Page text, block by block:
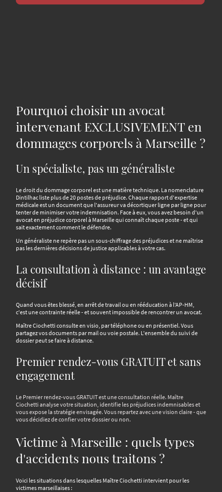
Pourquoi choisir un avocat
intervenant EXCLUSIVEMENT en
dommages corporels à Marseille ?
Un spécialiste, pas un généraliste
Le droit du dommage corporel est une matière technique. La nomenclature
Dintilhac liste plus de 20 postes de préjudice. Chaque rapport d'expertise
médicale est un document que l'assureur va décortiquer ligne par ligne pour
tenter de minimiser votre indemnisation. Face à eux, vous avez besoin d'un
avocat en préjudice corporel à Marseille qui connaît chaque poste - et qui
sait exactement comment le défendre.
Un généraliste ne repère pas un sous-chiffrage des préjudices et ne maîtrise
pas les dernières décisions de justice applicables à votre cas.
La consultation à distance : un avantage
décisif
Quand vous êtes blessé, en arrêt de travail ou en rééducation à l'AP-HM,
c'est une contrainte réelle - et souvent impossible de rencontrer un avocat.
Maître Ciochetti consulte en visio, par téléphone ou en présentiel. Vous
partagez vos documents par mail ou voie postale. L'ensemble du suivi de
dossier peut se faire à distance.
Premier rendez-vous GRATUIT et sans
engagement
Le Premier rendez-vous GRATUIT est une consultation réelle. Maître
Ciochetti analyse votre situation, identifie les préjudices indemnisables et
vous expose la stratégie envisagée. Vous repartez avec une vision claire - que
vous décidiez de confier votre dossier ou non.
Victime à Marseille : quels types
d'accidents nous traitons ?
Voici les situations dans lesquelles Maître Ciochetti intervient pour les
victimes marseillaises :